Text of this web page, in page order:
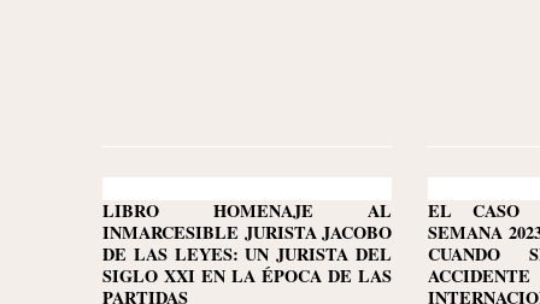
LIBRO HOMENAJE AL
INMARCESIBLE JURISTA JACOBO
DE LAS LEYES: UN JURISTA DEL
SIGLO XXI EN LA ÉPOCA DE LAS
PARTIDAS
EL CASO
SEMANA
CUANDO